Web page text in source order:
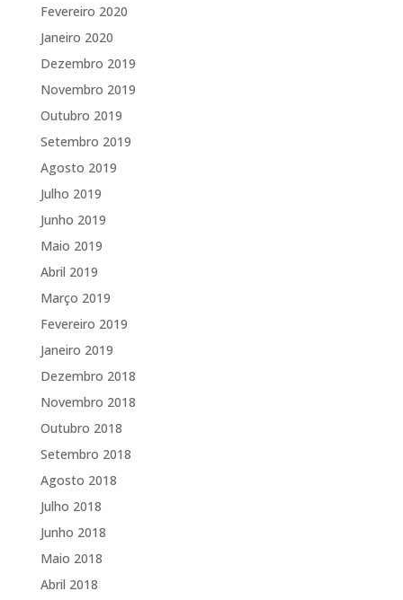
Fevereiro 2020
Janeiro 2020
Dezembro 2019
Novembro 2019
Outubro 2019
Setembro 2019
Agosto 2019
Julho 2019
Junho 2019
Maio 2019
Abril 2019
Março 2019
Fevereiro 2019
Janeiro 2019
Dezembro 2018
Novembro 2018
Outubro 2018
Setembro 2018
Agosto 2018
Julho 2018
Junho 2018
Maio 2018
Abril 2018